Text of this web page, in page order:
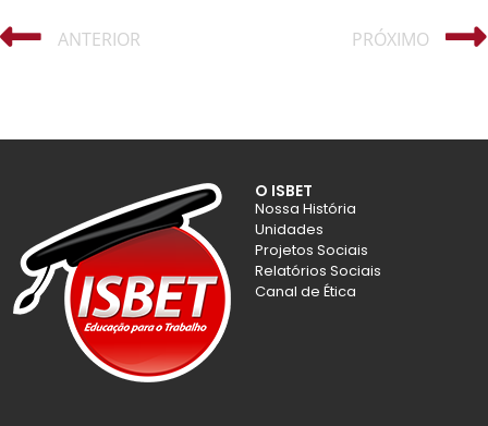
ANTERIOR PRÓXIMO
O ISBET
Nossa História
Unidades
Projetos Sociais
Relatórios Sociais
Canal de Ética